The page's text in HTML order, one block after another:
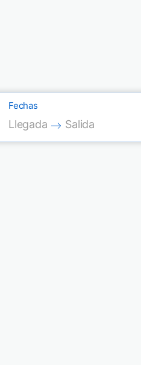
Fechas
Press the down arrow
Llegada
Press the
Salida